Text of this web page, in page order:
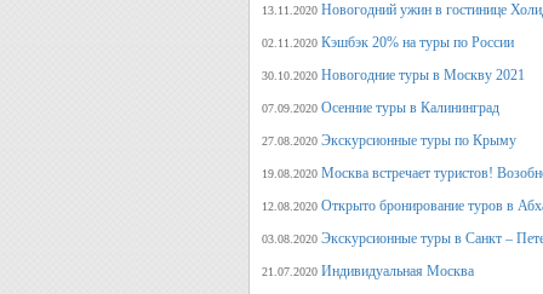
13.11.2020 Новогодний ужин в гостинице
02.11.2020 Кэшбэк 20% на туры по России
30.10.2020 Новогодние туры в Москву 2021
07.09.2020 Осенние туры в Калининград
27.08.2020 Экскурсионные туры по Крыму
19.08.2020 Москва встречает туристов!
12.08.2020 Открыто бронирование туров в
03.08.2020 Экскурсионные туры в Санкт –
21.07.2020 Индивидуальная Москва